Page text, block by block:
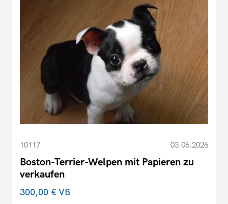
10117 03.06.2026
Boston-Terrier-Welpen mit Papieren zu
verkaufen
300,00 €VB